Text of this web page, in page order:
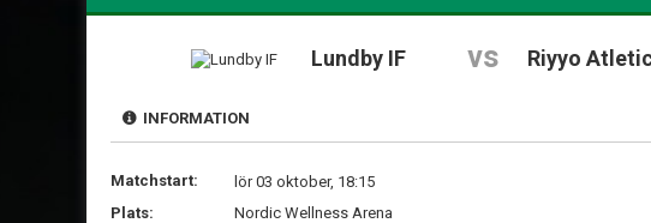
Lundby IF vs Riyyo
INFORMATION
Matchstart:
lör 03 oktober, 18:15
Plats:
Nordic Wellness Arena